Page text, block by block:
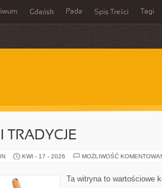
Gdańsk Pada Spis Treści Tagi
TRADYCJE
KWI - 17 - 2026 MOŻLIWOŚĆ
Ta witryna to wartościowe